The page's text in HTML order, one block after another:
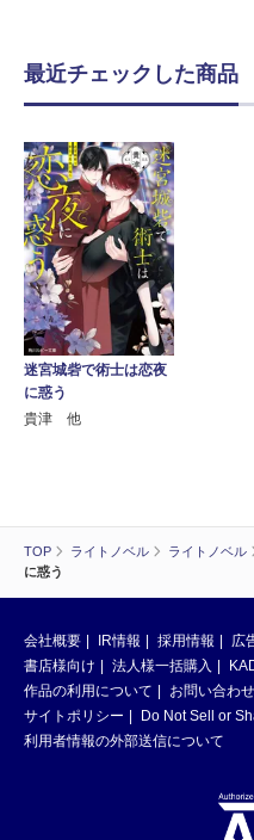
TOP ライトノベル ライトノベル
に惑う
最近チェックした商品
迷宮城砦で術士は恋夜
に惑う
貴津 他
会社概要 IR情報 採用情報 広
書店様向け
法人様一括購入
作品の利用について
お問い合わせ
サイトポリシー
Do Not Sell or
利用者情報の外部送信について